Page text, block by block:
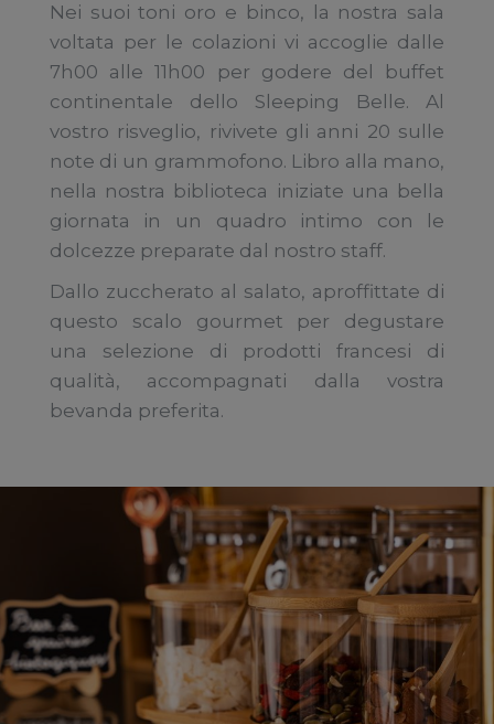
Nei suoi toni oro e binco, la nostra sala
voltata per le colazioni vi accoglie dalle
7h00 alle 11h00 per godere del buffet
continentale dello Sleeping Belle. Al
vostro risveglio, rivivete gli anni 20 sulle
note di un grammofono. Libro alla mano,
nella nostra biblioteca iniziate una bella
giornata in un quadro intimo con le
dolcezze preparate dal nostro staff.
Dallo zuccherato al salato, aproffittate di
questo scalo gourmet per degustare
una selezione di prodotti francesi di
qualità, accompagnati dalla vostra
bevanda preferita.